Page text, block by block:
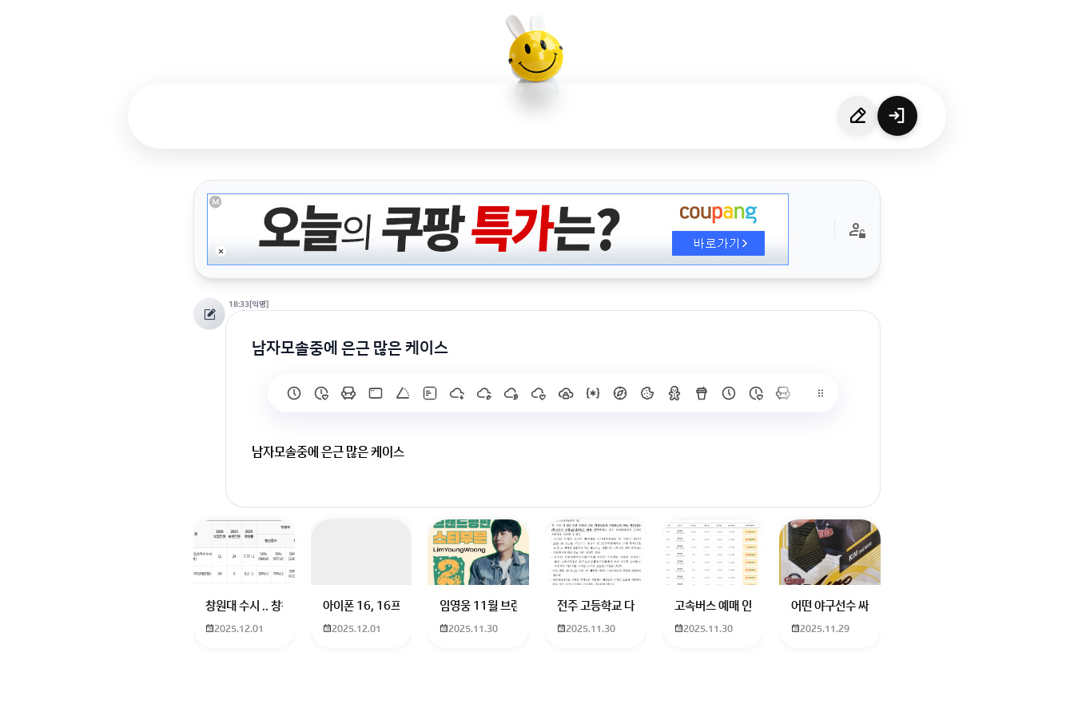
18:33[익명]
남자모솔중에 은근 많은 케이스
남자모솔중에 은근 많은 케이스
회원가입 혹은 광고 [X]를 누르면 내용이 보입니다
창원대 수시 .. 창원대를 목표로 하고 있는 09년생입니다 지금 제 내신이 5등급제 기준으로
2025.12.01
아이폰 16, 16프로 케이스 호환 가능한가요? 16을 쓰고 있는데 일반형은 케이스가 많이 없고 프로형은 많아서
2025.12.01
임영웅 11월 브랜드평판 순위 알고싶어요 임영웅 11월 브랜드평판에서 스타부문에서의 임영웅 순위 알고싶어요
2025.11.30
전주 고등학교 다자녀 제가 2027학년도 고등학교 입학생인데요 지망하는 학교가 전주 한일고인데 1. 다자녀
2025.11.30
고속버스 예매 인천공항에서 대전으로 가는 버스를 이용하려하는데 버스 노선이 인천
2025.11.30
어떤 야구선수 싸인일까요? 제가 옛날에 롯데 자이언츠 선수
2025.11.29